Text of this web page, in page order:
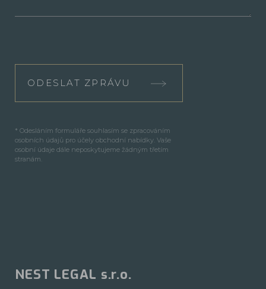
ODESLAT ZPRÁVU
* Odesláním formuláře souhlasím se zpracováním
osobních údajů pro účely obchodní nabídky. Vaše
osobní údaje dále neposkytujeme žádným třetím
stranám.
NEST LEGAL s.r.o.